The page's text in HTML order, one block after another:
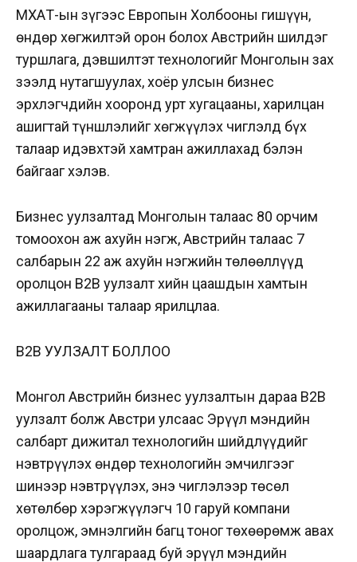
МҮХАҮТ-ын зүгээс Европын Холбооны гишүүн,
өндөр хөгжилтэй орон болох Австрийн шилдэг
туршлага, дэвшилтэт технологийг Монголын зах
зээлд нутагшуулах, хоёр улсын бизнес
эрхлэгчдийн хооронд урт хугацааны, харилцан
ашигтай түншлэлийг хөгжүүлэх чиглэлд бүх
талаар идэвхтэй хамтран ажиллахад бэлэн
байгааг хэлэв.
Бизнес уулзалтад Монголын талаас 80 орчим
томоохон аж ахуйн нэгж, Австрийн талаас 7
салбарын 22 аж ахуйн нэгжийн төлөөллүүд
оролцон В2В уулзалт хийн цаашдын хамтын
ажиллагааны талаар ярилцлаа.
В2В УУЛЗАЛТ БОЛЛОО
Монгол Австрийн бизнес уулзалтын дараа В2В
уулзалт болж Австри улсаас Эрүүл мэндийн
салбарт дижитал технологийн шийдлүүдийг
нэвтрүүлэх өндөр технологийн эмчилгээг
шинээр нэвтрүүлэх, энэ чиглэлээр төсөл
хөтөлбөр хэрэгжүүлэгч 10 гаруй компани
оролцож, эмнэлгийн багц тоног төхөөрөмж авах
шаардлага тулгараад буй эрүүл мэндийн